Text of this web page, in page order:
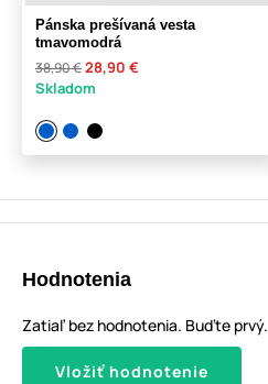
Pánska prešívaná vesta
tmavomodrá
38,90 €28,90 €
Skladom
Hodnotenia
Zatiaľ bez hodnotenia. Buďte prvý.
Vložiť hodnotenie